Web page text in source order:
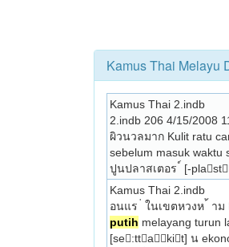
Kamus Thai Melayu
Kamus Thai 2.indb
2.indb 206 4/15/2008
ผิวนวลมาก Kulit ratu
sebelum masuk
ปูนปลาสเตอร ์ [-
Kamus Thai 2.indb
putih melayang turun
[se:ttakit] น